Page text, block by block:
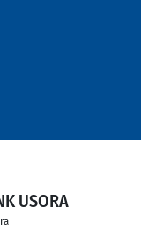
USORA